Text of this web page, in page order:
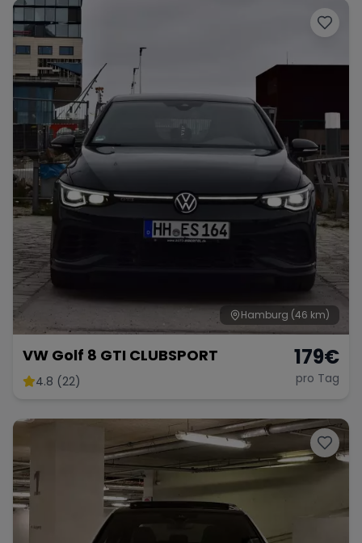
Hamburg (46 km)
VW Golf 8 GTI CLUBSPORT
4.8 (22)
179€
pro Tag